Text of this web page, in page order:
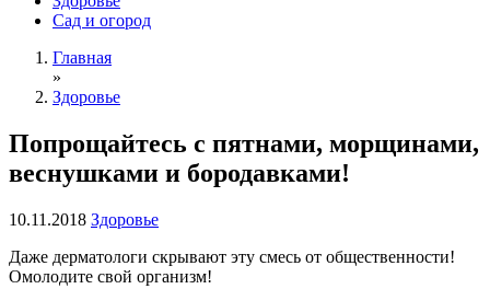
Сад и огород
Главная
»
Здоровье
Попрощайтесь с пятнами, морщинами,
веснушками и бородавками!
10.11.2018 Здоровье
Даже дерматологи скрывают эту смесь от общественности!
Омолодите свой организм!